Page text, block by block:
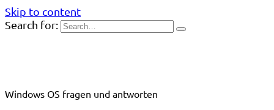
Skip to content
Search for:
Windows OS fragen und antworten